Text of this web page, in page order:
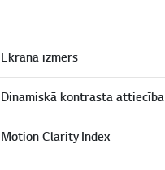
Ekrāna izmērs
Dinamiskā kontrasta attiecība
Motion Clarity Index